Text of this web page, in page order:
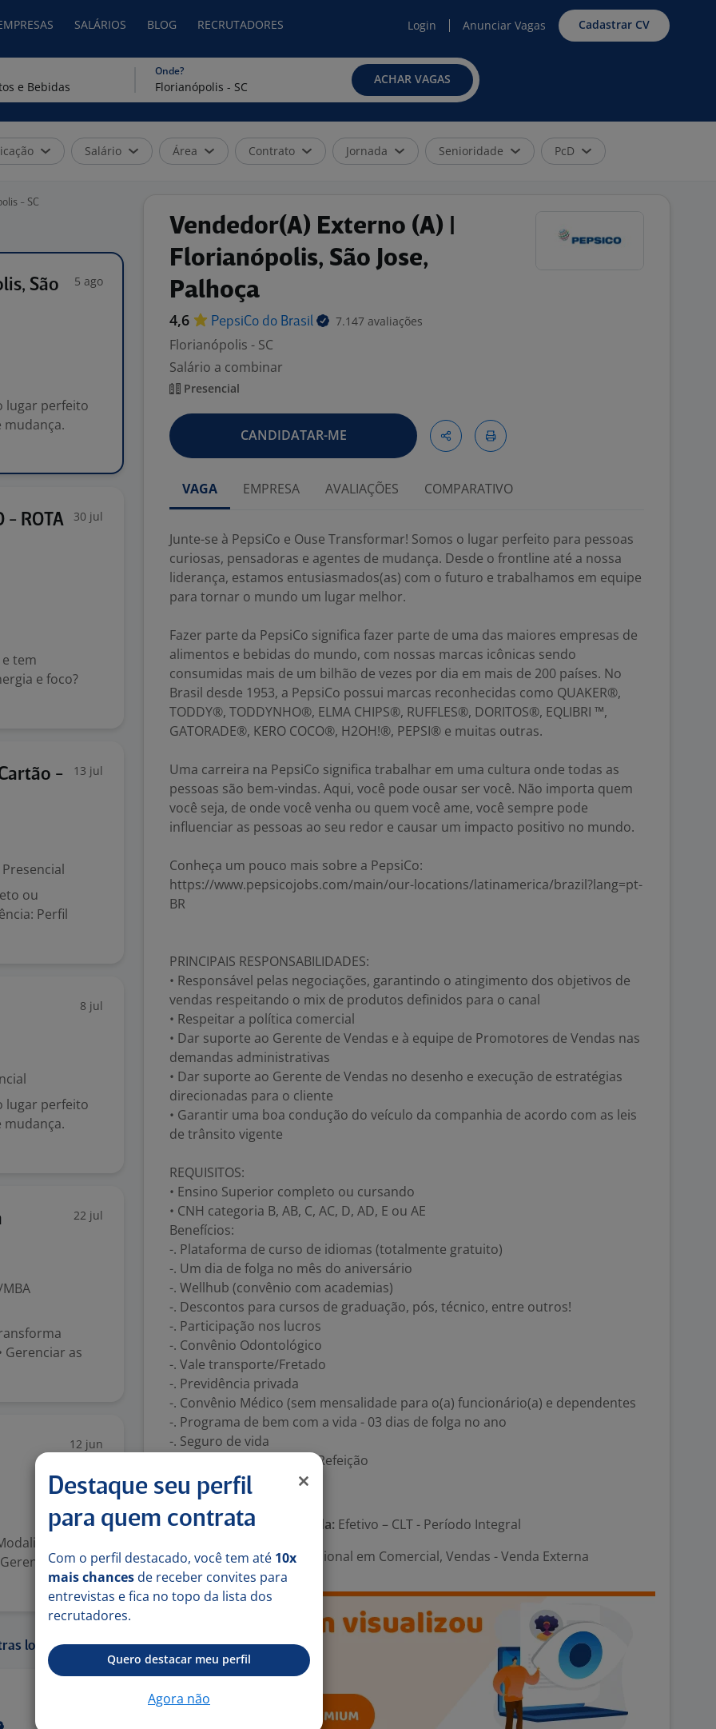
SALÁRIOS BLOG RECRUTADORES Login Anunciar Vagas Cadastrar CV
Onde?
ACHAR VAGAS
Salário Área Contrato Jornada Senioridade PcD
- SC
São 5 ago
lugar perfeito
mudança.
- ROTA 30 jul
tem
e foco?
- 13 jul
Presencial
ou
Perfil
8 jul
lugar perfeito
mudança.
22 jul
Gerenciar as
12 jun
Distrital
localidades:
Vendedor(A) Externo (A) |
Florianópolis, São Jose,
Palhoça
4,6 PepsiCo do Brasil 7.147 avaliações
Florianópolis - SC
Salário a combinar
Presencial
CANDIDATAR-ME
VAGA EMPRESA AVALIAÇÕES COMPARATIVO
Junte-se à PepsiCo e Ouse Transformar! Somos o lugar perfeito para pessoas
curiosas, pensadoras e agentes de mudança. Desde o frontline até a nossa
liderança, estamos entusiasmados(as) com o futuro e trabalhamos em equipe
para tornar o mundo um lugar melhor.
Fazer parte da PepsiCo significa fazer parte de uma das maiores empresas de
alimentos e bebidas do mundo, com nossas marcas icônicas sendo
consumidas mais de um bilhão de vezes por dia em mais de 200 países. No
Brasil desde 1953, a PepsiCo possui marcas reconhecidas como QUAKER®,
TODDY®, TODDYNHO®, ELMA CHIPS®, RUFFLES®, DORITOS®, EQLIBRI ™,
GATORADE®, KERO COCO®, H2OH!®, PEPSI® e muitas outras.
Uma carreira na PepsiCo significa trabalhar em uma cultura onde todas as
pessoas são bem-vindas. Aqui, você pode ousar ser você. Não importa quem
você seja, de onde você venha ou quem você ame, você sempre pode
influenciar as pessoas ao seu redor e causar um impacto positivo no mundo.
Conheça um pouco mais sobre a PepsiCo:
https://www.pepsicojobs.com/main/our-locations/latinamerica/brazil?lang=pt-
BR
PRINCIPAIS RESPONSABILIDADES:
• Responsável pelas negociações, garantindo o atingimento dos objetivos de
vendas respeitando o mix de produtos definidos para o canal
• Respeitar a política comercial
• Dar suporte ao Gerente de Vendas e à equipe de Promotores de Vendas nas
demandas administrativas
• Dar suporte ao Gerente de Vendas no desenho e execução de estratégias
direcionadas para o cliente
• Garantir uma boa condução do veículo da companhia de acordo com as leis
de trânsito vigente
REQUISITOS:
• Ensino Superior completo ou cursando
• CNH categoria B, AB, C, AC, D, AD, E ou AE
Benefícios:
-. Plataforma de curso de idiomas (totalmente gratuito)
-. Um dia de folga no mês do aniversário
-. Wellhub (convênio com academias)
-. Descontos para cursos de graduação, pós, técnico, entre outros!
-. Participação nos lucros
-. Convênio Odontológico
-. Vale transporte/Fretado
-. Previdência privada
-. Convênio Médico (sem mensalidade para o(a) funcionário(a) e dependentes
-. Programa de bem com a vida - 03 dias de folga no ano
-. Seguro de vida
-. Vale Alimentação/Vale Refeição
Número de vagas:
Tipo de contrato e Jornada: Efetivo – CLT - Período Integral
Área Profissional:Operacional em Comercial, Vendas - Venda Externa
Destaque seu perfil
para quem contrata
Com o perfil destacado, você tem até 10x
mais chances de receber convites para
entrevistas e fica no topo da lista dos
recrutadores.
Quero destacar meu perfil
Agora não